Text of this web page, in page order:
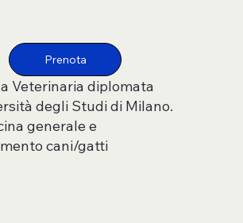
Veterinaria diplomata
degli Studi di Milano.
generale e
cani/gatti